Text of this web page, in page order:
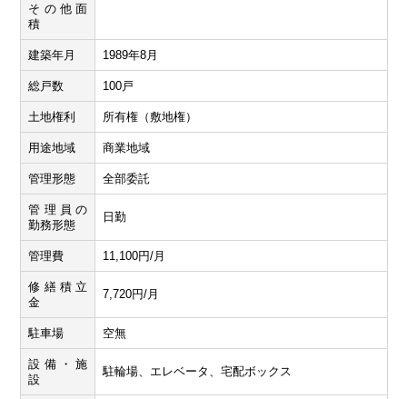
その他面
積
建築年月 1989年8月
総戸数 100戸
土地権利 所有権（敷地権）
用途地域 商業地域
管理形態 全部委託
管理員の
勤務形態
日勤
管理費 11,100円/月
修繕積立
金
7,720円/月
駐車場 空無
設備・施
設
駐輪場、エレベータ、宅配ボックス